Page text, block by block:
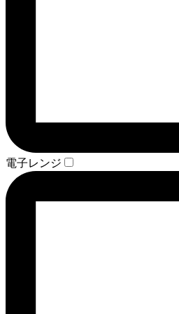
電子レンジ